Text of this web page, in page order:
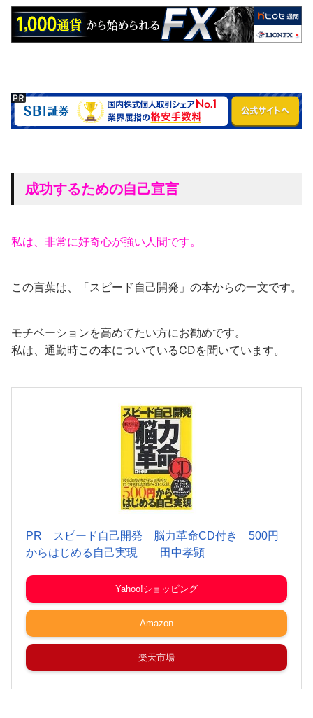
成功するための自己宣言
私は、非常に好奇心が強い人間です。
この言葉は、「スピード自己開発」の本からの一文です。
モチベーションを高めてたい方にお勧めです。
私は、通勤時この本についているCDを聞いています。
PR スピード自己開発 脳力革命CD付き 500円
からはじめる自己実現 田中孝顕
Yahoo!ショッピング
Amazon
楽天市場